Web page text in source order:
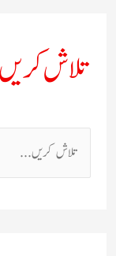
تلاش کریں
ل